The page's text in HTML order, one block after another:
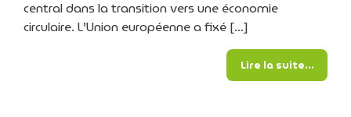
central dans la transition vers une économie
circulaire. L’Union européenne a fixé […]
Lire la suite…from